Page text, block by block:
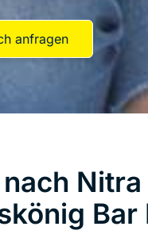
anfragen
Bar